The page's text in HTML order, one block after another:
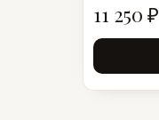
11 250 ₽